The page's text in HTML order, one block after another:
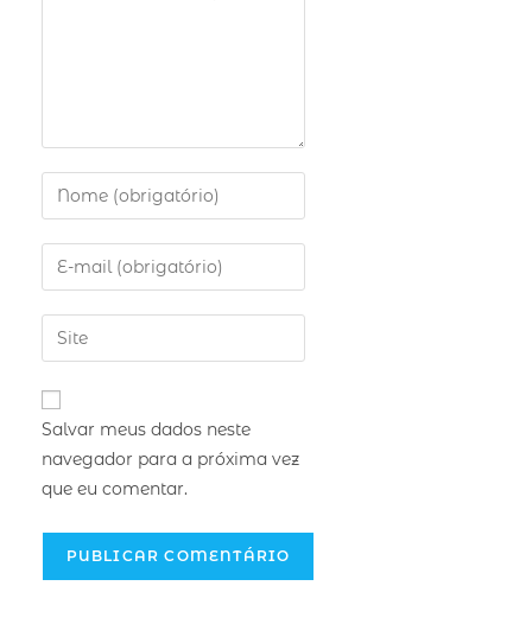
Salvar meus dados neste
navegador para a próxima vez
que eu comentar.